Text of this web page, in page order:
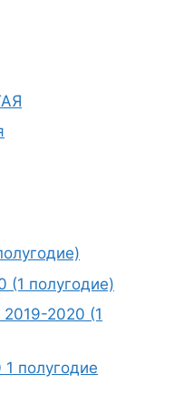
(1 полугодие)
2020 (1
полугодие